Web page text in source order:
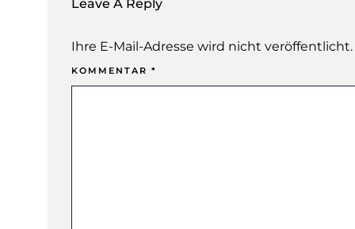
Leave A Reply
Ihre E-Mail-Adresse wird nicht
KOMMENTAR *